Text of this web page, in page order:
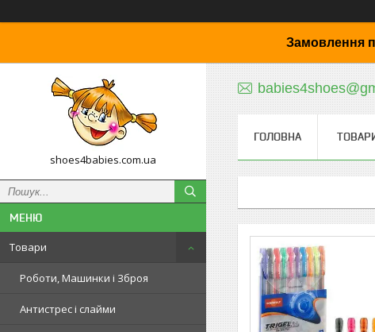
Замовлення
shoes4babies.com.ua
Товари
Роботи, Машинки і Зброя
Антистрес і слайми
ГОЛОВНА